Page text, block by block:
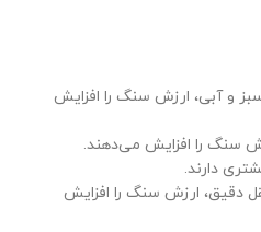
و آبی، ارزش سنگ را افزایش
سنگ را افزایش می‌دهند.
دارند.
ارزش سنگ را افزایش